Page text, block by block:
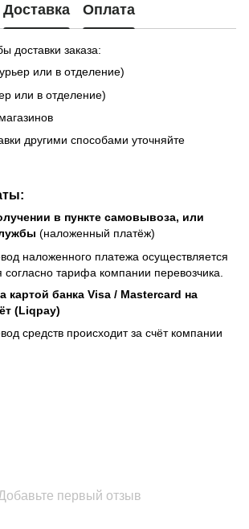
Доставка Оплата
доставки заказа:
или в отделение)
или в отделение)
другими способами уточняйте
в пункте самовывоза, или
(наложенный платёж)
наложенного платежа осуществляется
согласно тарифа компании перевозчика.
картой банка Visa / Mastercard на
(Liqpay)
средств происходит за счёт компании
первый отзыв